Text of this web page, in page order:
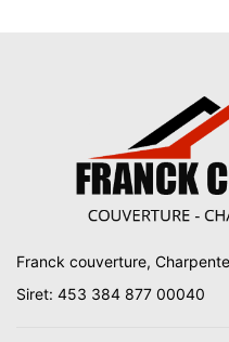
Franck couverture,
Siret: 453 384 877 00040